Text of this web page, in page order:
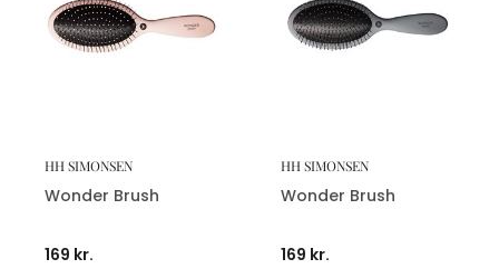
HH SIMONSEN
Wonder Brush
169 kr.
HH SIMONSEN
Wonder Brush
169 kr.